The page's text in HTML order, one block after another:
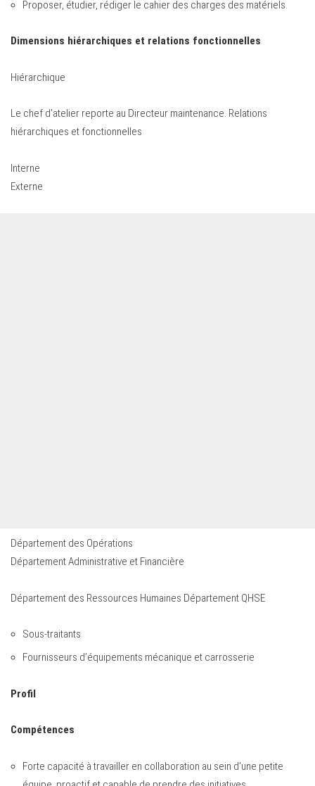
Proposer, étudier, rédiger le cahier des charges des matériels.
Dimensions hiérarchiques et relations fonctionnelles
Hiérarchique
Le chef d’atelier reporte au Directeur maintenance. Relations
hiérarchiques et fonctionnelles
Interne
Externe
Département des Opérations
Département Administrative et Financière
Département des Ressources Humaines Département QHSE
Sous-traitants
Fournisseurs d’équipements mécanique et carrosserie
Profil
Compétences
Forte capacité à travailler en collaboration au sein d’une petite